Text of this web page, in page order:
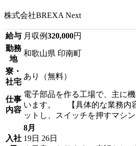
株式会社BREXA Next
給与 月収例320,000円
勤務
地
和歌山県 印南町
寮・
社宅
あり（無料）
仕事
内容
電子部品を作る工場で、主に
います。 【具体的な業務内
ットし、スイッチを押すマシ
入社
8月
19日 26日